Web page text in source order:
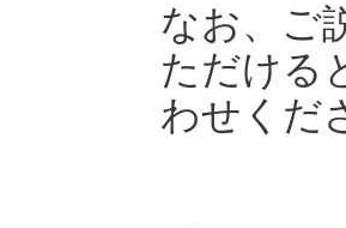
なお、ご
ただける
わせくだ